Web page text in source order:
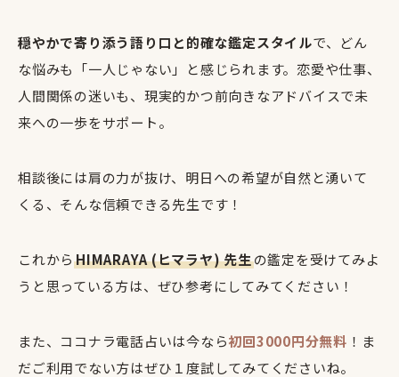
穏やかで寄り添う語り口と的確な鑑定スタイルで、どん
な悩みも「一人じゃない」と感じられます。恋愛や仕事、
人間関係の迷いも、現実的かつ前向きなアドバイスで未
来への一歩をサポート。
相談後には肩の力が抜け、明日への希望が自然と湧いて
くる、そんな信頼できる先生です！
これからHIMARAYA (ヒマラヤ) 先生の鑑定を受けてみよ
うと思っている方は、ぜひ参考にしてみてください！
また、ココナラ電話占いは今なら初回3000円分無料 ！ま
だご利用でない方はぜひ１度試してみてくださいね。